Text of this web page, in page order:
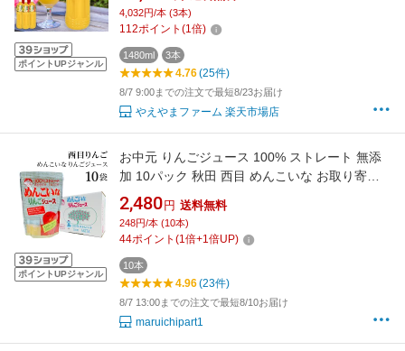
ポイントUPジャンル
健康 クエン酸 ノビレチン ビタミンC 常温 シー
クワーサー ジュース シークワーサー シークワ
4,032円/本 (3本)
112ポイント (1倍)
1480ml 3本
4.76(25件)
8/7 9:00までの注文で最短8/23お届け
やえやまファーム 楽天市場店
ポイントUPジャンル
お中元 りんごジュース 100% ストレート 無添
加 10パック 秋田 西目 めんこいな お取り寄せ
リンゴジュース【秘密のケンミンショー/御礼/
飲料/セット/出産内祝い/快気祝い/お返し/お礼】
2,480 円 送料無料
248円/本 (10本)
44ポイント (1倍+1倍UP)
10本
4.96(23件)
8/7 13:00までの注文で最短8/10お届け
maruichipart1